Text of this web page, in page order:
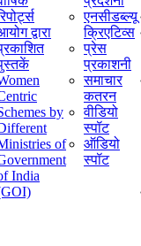
द्वारा
by
of
India
एनसीडब्ल्यू
क्रिएटिव्स
प्रेस
प्रकाशनी
समाचार
कतरन
वीडियो
स्पॉट
ऑडियो
स्पॉट